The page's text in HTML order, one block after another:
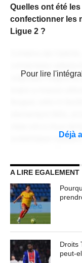
Quelles ont été
confectionner les
Ligue 2 ?
vulputate magna
turpis a mauris
elementum felis, ut
scelerisque
Lorem ipsum dolor
Praesent vel tortor
arcu. Maecenas
dignissim nunc
sollicitudin, augue
urna ac urna.
Cras non lacus id
non fermentum
Pour lire
Déjà
A LIRE EGALEMENT
Droits
peut-